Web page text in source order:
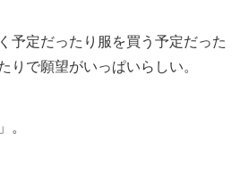
予定だったり服を買う予定だった
りで願望がいっぱいらしい。
」。